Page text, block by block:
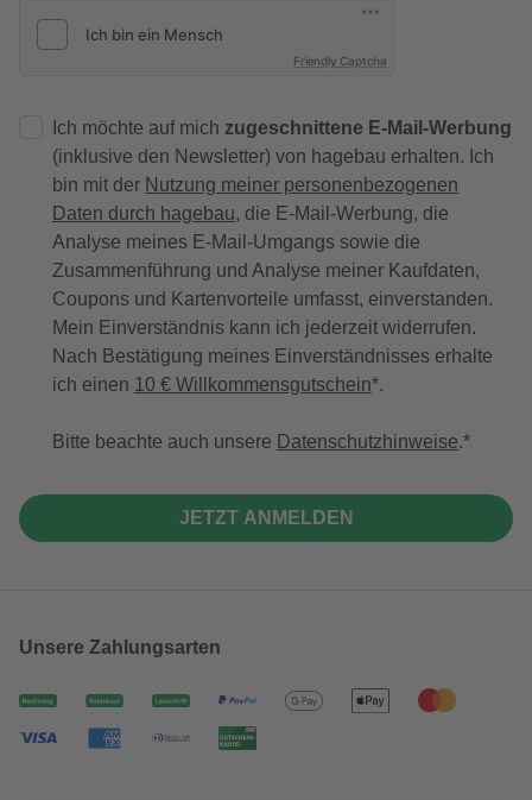
Friendly Captcha
Ich möchte auf mich zugeschnittene E-Mail-Werbung
(inklusive den Newsletter) von hagebau erhalten. Ich
bin mit der Nutzung meiner personenbezogenen
Daten durch hagebau, die E-Mail-Werbung, die
Analyse meines E-Mail-Umgangs sowie die
Zusammenführung und Analyse meiner Kaufdaten,
Coupons und Kartenvorteile umfasst, einverstanden.
Mein Einverständnis kann ich jederzeit widerrufen.
Nach Bestätigung meines Einverständnisses erhalte
ich einen 10 € Willkommensgutschein*.
Bitte beachte auch unsere Datenschutzhinweise.
JETZT ANMELDEN
Unsere Zahlungsarten